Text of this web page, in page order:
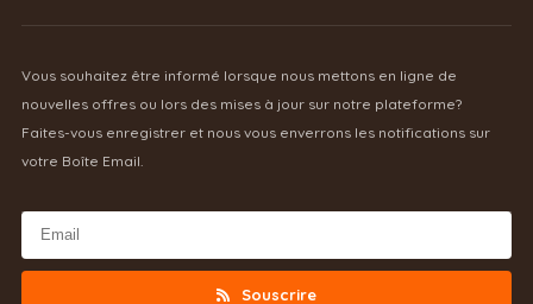
Vous souhaitez être informé lorsque nous mettons en ligne de
nouvelles offres ou lors des mises à jour sur notre plateforme?
Faites-vous enregistrer et nous vous enverrons les notifications sur
votre Boîte Email.
Souscrire